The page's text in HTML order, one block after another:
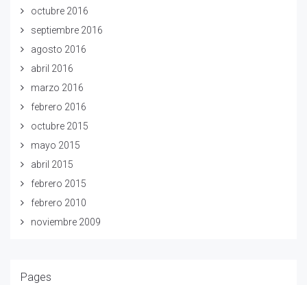
octubre 2016
septiembre 2016
agosto 2016
abril 2016
marzo 2016
febrero 2016
octubre 2015
mayo 2015
abril 2015
febrero 2015
febrero 2010
noviembre 2009
Pages